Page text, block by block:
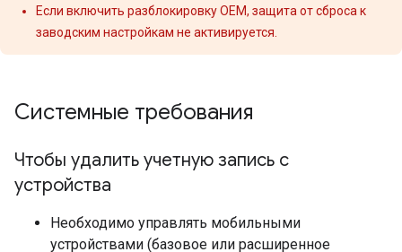
Если включить разблокировку OEM, защита от сброса к
заводским настройкам не активируется.
Системные требования
Чтобы удалить учетную запись с
устройства
Необходимо управлять мобильными
устройствами (базовое или расширенное